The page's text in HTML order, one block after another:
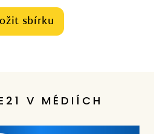
sbírku
V MÉDIÍCH